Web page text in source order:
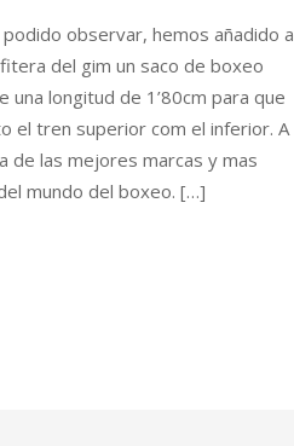
observar, hemos añadido a
del gim un saco de boxeo
una longitud de 1’80cm para que
el tren superior com el inferior. A
de las mejores marcas y mas
mundo del boxeo. […]